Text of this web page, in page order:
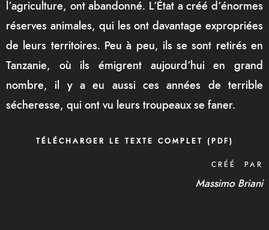
l’agriculture, ont abandonné. L’État a créé d’énormes
réserves animales, qui les ont davantage expropriées
de leurs territoires. Peu à peu, ils se sont retirés en
Tanzanie, où ils émigrent aujourd’hui en grand
nombre, il y a eu aussi ces années de terrible
sécheresse, qui ont vu leurs troupeaux se faner.
TÉLÉCHARGER LE TEXTE COMPLET (PDF)
CRÉÉ PAR
Massimo Briani